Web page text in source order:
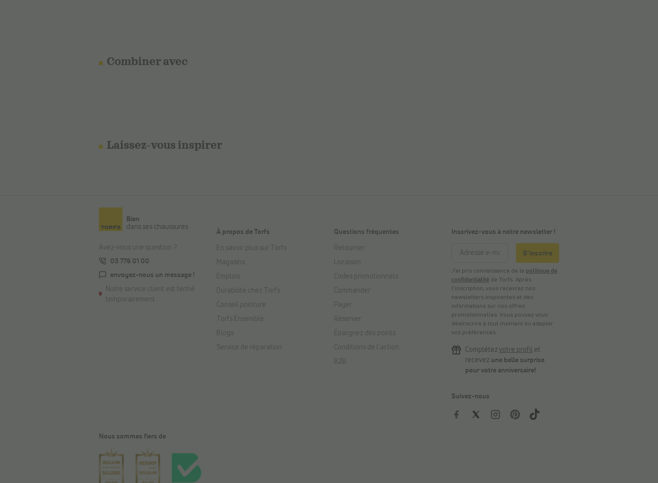
Combiner avec
Laissez-vous inspirer
Bien
dans ses chaussures
Avez-vous une question ?
03 776 01 00
envoyez-nous un message !
Notre service client est fermé
temporairement
À propos de Torfs
En savoir plus sur Torfs
Magasins
Emplois
Durabilité chez Torfs
Conseil pointure
Torfs Ensemble
Blogs
Service de réparation
Questions fréquentes
Retourner
Livraison
Codes promotionnels
Commander
Payer
Réserver
Épargnez des points
Conditions de l'action
B2B
Inscrivez-vous à notre newsletter !
S'inscrire
J’ai pris connaissance de la politique de
confidentialité de Torfs. Après
l’inscription, vous recevrez nos
newsletters inspirantes et des
informations sur nos offres
promotionnelles. Vous pouvez vous
désinscrire à tout moment ou adapter
vos préférences.
Complétez votre profil et
recevez une belle surprise
pour votre anniversaire!
Suivez-nous
Nous sommes fiers de